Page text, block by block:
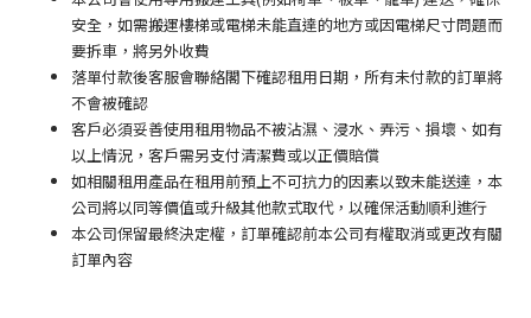
安全，如需搬運樓梯或電梯未能直達的地方或因電梯尺寸問題而
要拆車，將另外收費
落單付款後客服會聯絡閣下確認租用日期，所有未付款的訂單將
不會被確認
客戶必須妥善使用租用物品不被沾濕、浸水、弄污、損壞、如有
以上情況，客戶需另支付清潔費或以正價賠償
如相關租用產品在租用前預上不可抗力的因素以致未能送達，本
公司將以同等價值或升級其他款式取代，以確保活動順利進行
本公司保留最終決定權，訂單確認前本公司有權取消或更改有關
訂單內容